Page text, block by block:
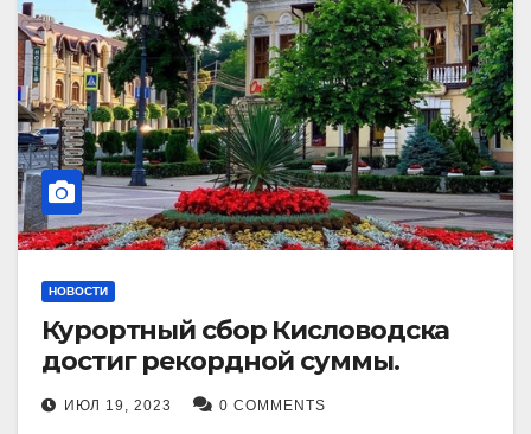
НОВОСТИ
Курортный сбор Кисловодска
достиг рекордной суммы.
ИЮЛ 19, 2023 0 COMMENTS